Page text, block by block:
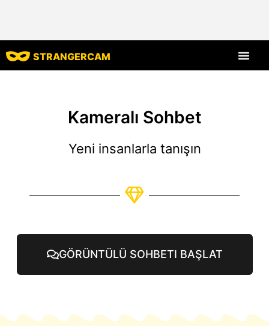
STRANGERCAM
Kameralı Sohbet
Yeni insanlarla tanışın
GÖRÜNTÜLÜ SOHBETI BAŞLAT